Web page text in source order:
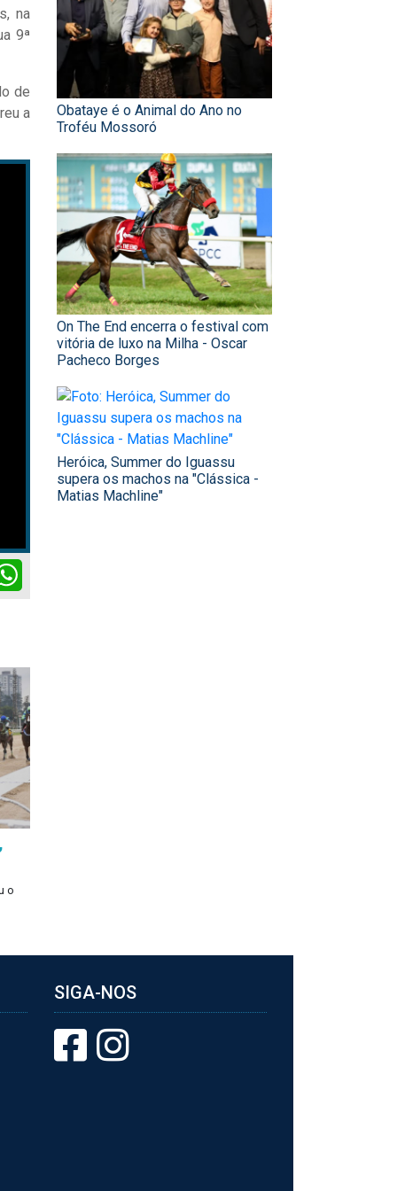
na
9ª
de
a
o
Obataye é o Animal do Ano no
Troféu Mossoró
On The End encerra o festival com
vitória de luxo na Milha - Oscar
Pacheco Borges
Heróica, Summer do Iguassu
supera os machos na "Clássica -
Matias Machline"
SIGA-NOS